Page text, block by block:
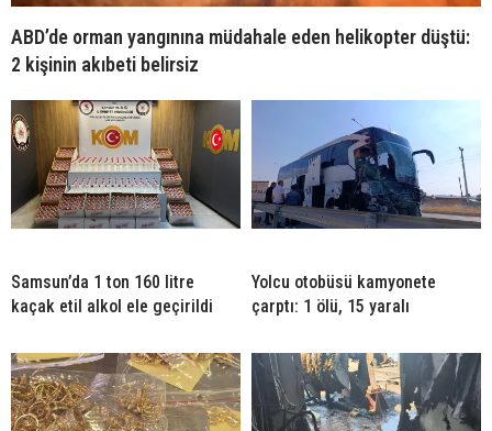
ABD’de orman yangınına müdahale eden helikopter düştü:
2 kişinin akıbeti belirsiz
Samsun’da 1 ton 160 litre
kaçak etil alkol ele geçirildi
Yolcu otobüsü kamyonete
çarptı: 1 ölü, 15 yaralı